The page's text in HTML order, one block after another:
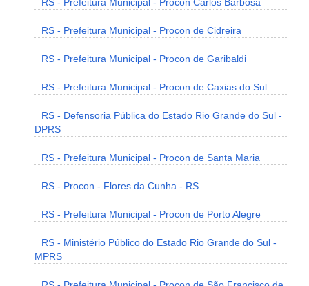
RS - Prefeitura Municipal - Procon Carlos Barbosa
RS - Prefeitura Municipal - Procon de Cidreira
RS - Prefeitura Municipal - Procon de Garibaldi
RS - Prefeitura Municipal - Procon de Caxias do Sul
RS - Defensoria Pública do Estado Rio Grande do Sul -
DPRS
RS - Prefeitura Municipal - Procon de Santa Maria
RS - Procon - Flores da Cunha - RS
RS - Prefeitura Municipal - Procon de Porto Alegre
RS - Ministério Público do Estado Rio Grande do Sul -
MPRS